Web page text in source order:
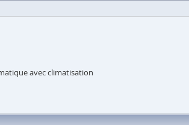
avec climatisation